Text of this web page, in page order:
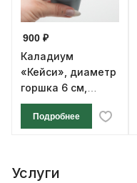
900 ₽
Каладиум
«Кейси», диаметр
горшка 6 см,
высота 12 см
Подробнее
Услуги